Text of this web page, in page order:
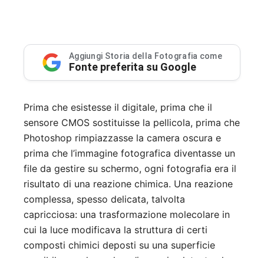
Aggiungi Storia della Fotografia come
Fonte preferita su Google
Prima che esistesse il digitale, prima che il
sensore CMOS sostituisse la pellicola, prima che
Photoshop rimpiazzasse la camera oscura e
prima che l’immagine fotografica diventasse un
file da gestire su schermo, ogni fotografia era il
risultato di una reazione chimica. Una reazione
complessa, spesso delicata, talvolta
capricciosa: una trasformazione molecolare in
cui la luce modificava la struttura di certi
composti chimici deposti su una superficie